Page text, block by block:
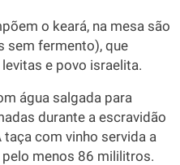
o keará, na mesa são
sem fermento), que
e povo israelita.
água salgada para
durante a escravidão
com vinho servida a
menos 86 mililitros.